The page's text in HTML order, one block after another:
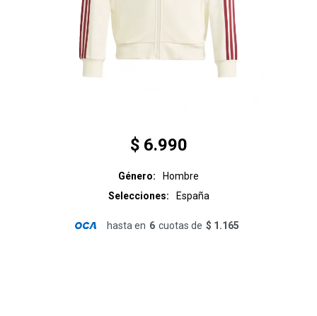
$ 6.990
Género
Hombre
Selecciones
España
hasta en 6 cuotas de $ 1.165